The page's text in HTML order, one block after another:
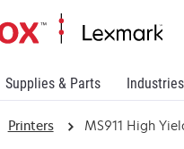
Supplies & Parts Industries
Printers MS911 High